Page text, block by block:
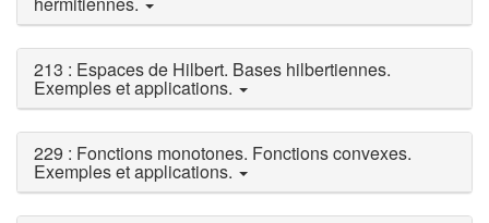
213 : Espaces de Hilbert. Bases hilbertiennes.
Exemples et applications.
229 : Fonctions monotones. Fonctions convexes.
Exemples et applications.